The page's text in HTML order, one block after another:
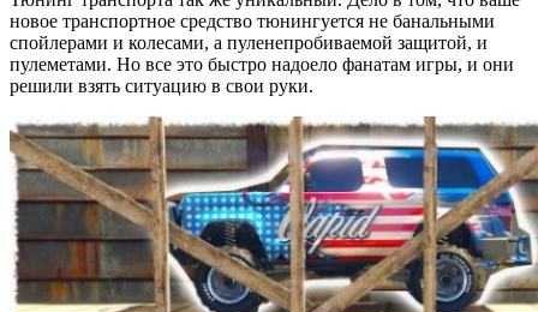
новое транспортное средство тюнингуется не банальными
спойлерами и колесами, а пуленепробиваемой защитой, и
пулеметами. Но все это быстро надоело фанатам игры, и они
решили взять ситуацию в свои руки.